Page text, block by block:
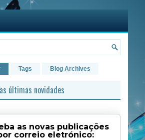
Tags Blog Archives
últimas novidades
as novas publicações
correio eletrónico: